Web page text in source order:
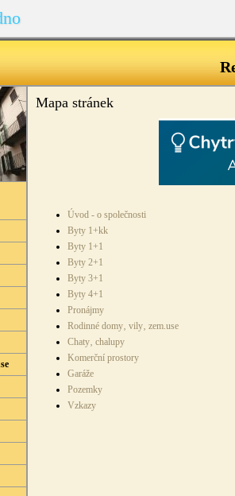
Mapa stránek
Úvod - o společnosti
Byty 1+kk
Byty 1+1
Byty 2+1
Byty 3+1
Byty 4+1
Pronájmy
Rodinné domy‚ vily‚ zem.use
Chaty‚ chalupy
Komerční prostory
Garáže
Pozemky
Vzkazy